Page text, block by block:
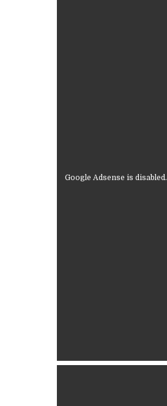
Google Adsense is disabled.